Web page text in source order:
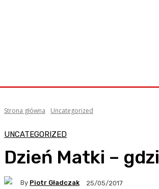
Strona główna Uncategorized
UNCATEGORIZED
Dzień Matki –
By Piotr Gładczak 25/05/2017